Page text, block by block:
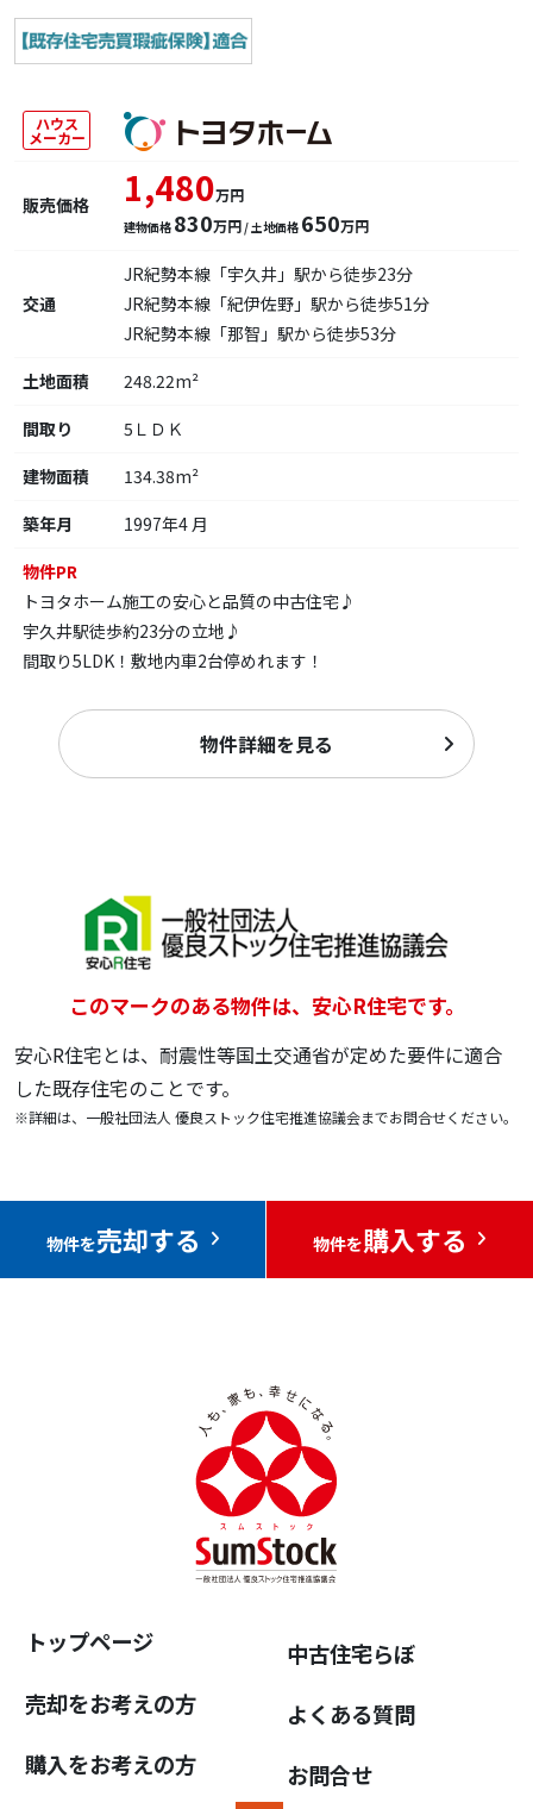
ハウス
メーカー
販売価格 1,480万円
建物価格 830万円 / 土地価格 650万円
交通
JR紀勢本線「宇久井」駅から徒歩23分
JR紀勢本線「紀伊佐野」駅から徒歩51分
JR紀勢本線「那智」駅から徒歩53分
土地面積
248.22m²
間取り
5ＬＤＫ
建物面積
134.38m²
築年月
1997年4 月
物件PR
トヨタホーム施工の安心と品質の中古住宅♪
宇久井駅徒歩約23分の立地♪
間取り5LDK！敷地内車2台停めれます！
物件詳細を見る
このマークのある物件は、安心R住宅です。
安心R住宅とは、耐震性等国土交通省が定めた要件に適合
した既存住宅のことです。
※詳細は、一般社団法人 優良ストック住宅推進協議会までお問合せください。
物件を売却する 物件を購入する
トップページ
売却をお考えの方
購入をお考えの方
中古住宅らぼ
よくある質問
お問合せ